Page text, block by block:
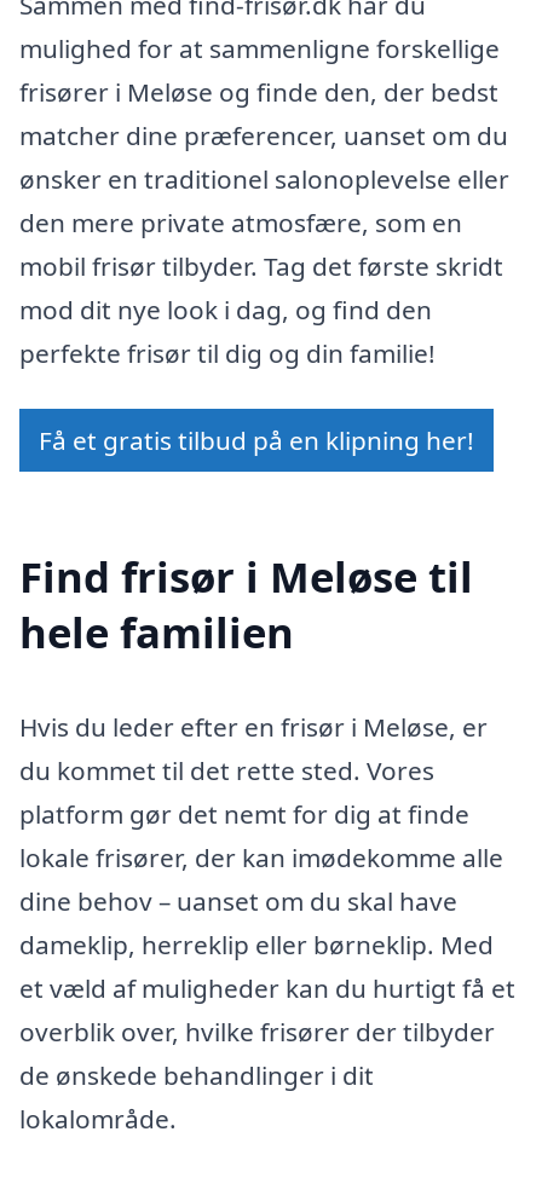
mulighed for at sammenligne forskellige
frisører i Meløse og finde den, der bedst
matcher dine præferencer, uanset om du
ønsker en traditionel salonoplevelse eller
den mere private atmosfære, som en
mobil frisør tilbyder. Tag det første skridt
mod dit nye look i dag, og find den
perfekte frisør til dig og din familie!
Få et gratis tilbud på en klipning her!
Find frisør i Meløse til
hele familien
Hvis du leder efter en frisør i Meløse, er
du kommet til det rette sted. Vores
platform gør det nemt for dig at finde
lokale frisører, der kan imødekomme alle
dine behov – uanset om du skal have
dameklip, herreklip eller børneklip. Med
et væld af muligheder kan du hurtigt få et
overblik over, hvilke frisører der tilbyder
de ønskede behandlinger i dit
lokalområde.